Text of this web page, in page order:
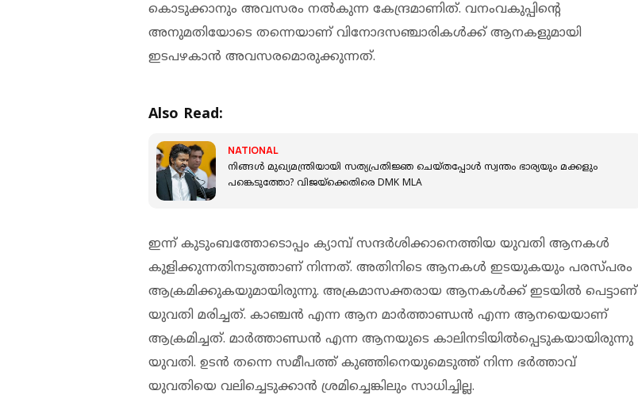
കൊടുക്കാനും അവസരം നല്‍കുന്ന കേന്ദ്രമാണിത്. വനംവകുപ്പിന്റെ
അനുമതിയോടെ തന്നെയാണ് വിനോദസഞ്ചാരികള്‍ക്ക് ആനകളുമായി
ഇടപഴകാന്‍ അവസരമൊരുക്കുന്നത്.
Also Read:
NATIONAL
നിങ്ങൾ മുഖ്യമന്ത്രിയായി സത്യപ്രതിജ്ഞ ചെയ്തപ്പോൾ സ്വന്തം ഭാര്യയും മക്കളും
പങ്കെടുത്തോ? വിജയ്‌ക്കെതിരെ DMK MLA
ഇന്ന് കുടുംബത്തോടൊപ്പം ക്യാമ്പ് സന്ദര്‍ശിക്കാനെത്തിയ യുവതി ആനകള്‍
കുളിക്കുന്നതിനടുത്താണ് നിന്നത്. അതിനിടെ ആനകള്‍ ഇടയുകയും പരസ്പരം
ആക്രമിക്കുകയുമായിരുന്നു. അക്രമാസക്തരായ ആനകള്‍ക്ക് ഇടയില്‍ പെട്ടാണ്
യുവതി മരിച്ചത്. കാഞ്ചന്‍ എന്ന ആന മാര്‍ത്താണ്ഡന്‍ എന്ന ആനയെയാണ്
ആക്രമിച്ചത്. മാര്‍ത്താണ്ഡന്‍ എന്ന ആനയുടെ കാലിനടിയില്‍പ്പെടുകയായിരുന്നു
യുവതി. ഉടന്‍ തന്നെ സമീപത്ത് കുഞ്ഞിനെയുമെടുത്ത് നിന്ന ഭര്‍ത്താവ്
യുവതിയെ വലിച്ചെടുക്കാന്‍ ശ്രമിച്ചെങ്കിലും സാധിച്ചില്ല.